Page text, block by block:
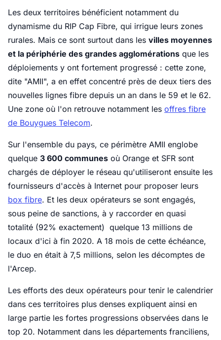
Les deux territoires bénéficient notamment du
dynamisme du RIP Cap Fibre, qui irrigue leurs zones
rurales. Mais ce sont surtout dans les villes moyennes
et la périphérie des grandes agglomérations que les
déploiements y ont fortement progressé : cette zone,
dite "AMII", a en effet concentré près de deux tiers des
nouvelles lignes fibre depuis un an dans le 59 et le 62.
Une zone où l'on retrouve notamment les offres fibre
de Bouygues Telecom.
Sur l'ensemble du pays, ce périmètre AMII englobe
quelque 3 600 communes où Orange et SFR sont
chargés de déployer le réseau qu'utiliseront ensuite les
fournisseurs d'accès à Internet pour proposer leurs
box fibre. Et les deux opérateurs se sont engagés,
sous peine de sanctions, à y raccorder en quasi
totalité (92% exactement) quelque 13 millions de
locaux d'ici à fin 2020. A 18 mois de cette échéance,
le duo en était à 7,5 millions, selon les décomptes de
l'Arcep.
Les efforts des deux opérateurs pour tenir le calendrier
dans ces territoires plus denses expliquent ainsi en
large partie les fortes progressions observées dans le
top 20. Notamment dans les départements franciliens,